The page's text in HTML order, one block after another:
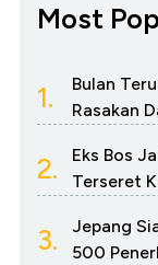
Most
1.
Bulan
Rasakan
2.
Eks Bos
Terseret
3.
Jepang
500